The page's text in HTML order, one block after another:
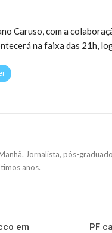
Caruso, com a
na faixa das 21h,
Jornalista, pós-
anos.
em
PF